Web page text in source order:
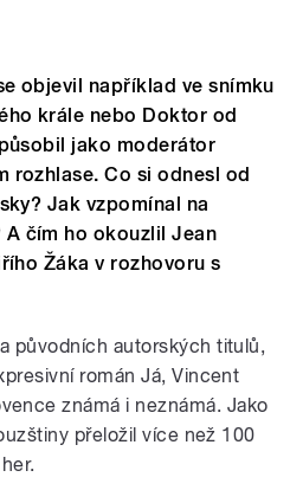
objevil například ve snímku
krále nebo Doktor od
jako moderátor
rozhlase. Co si odnesl od
Jak vzpomínal na
A čím ho okouzlil Jean
Žáka v rozhovoru s
původních autorských titulů,
román Já, Vincent
známá i neznámá. Jako
přeložil více než 100